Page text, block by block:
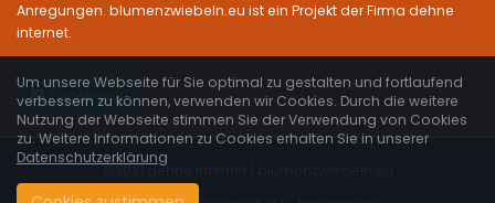
Anregungen. blumenzwiebeln.eu ist ein Projekt der Firma dehne
internet.
Facebook
©2021 dehne internet |
Um unsere Webseite für Sie optimal zu gestalten und fortlaufend
verbessern zu können, verwenden wir Cookies. Durch die weitere
Nutzung der Webseite stimmen Sie der Verwendung von Cookies
zu. Weitere Informationen zu Cookies erhalten Sie in unserer
Datenschutzerklärung